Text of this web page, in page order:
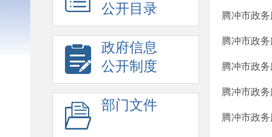
公开目录
政府信息
公开制度
部门文件
腾冲市政
腾冲市政
腾冲市政
腾冲市政
腾冲市政